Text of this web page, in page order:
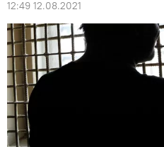
12:49 12.08.2021